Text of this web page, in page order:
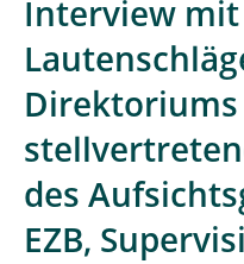
Interview mit
Direktoriums
des
EZB,